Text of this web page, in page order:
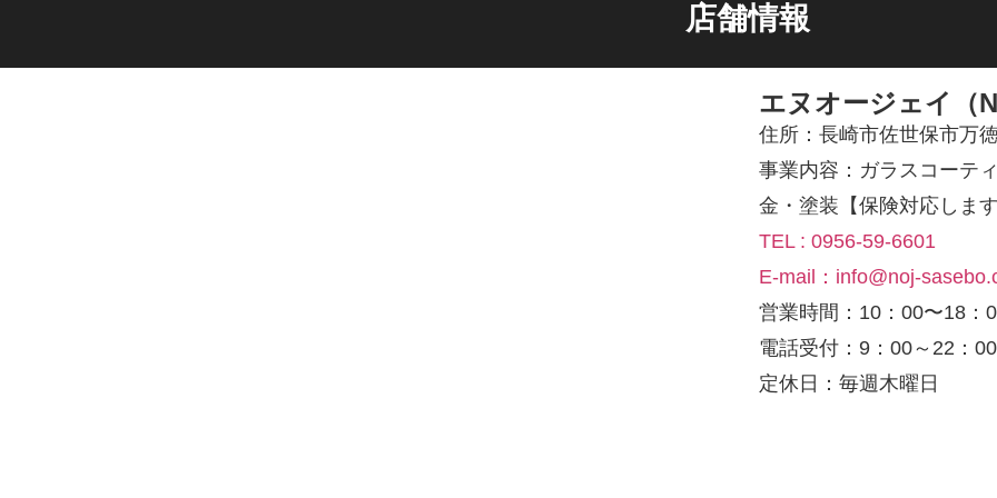
店舗情報
エヌオージェイ（
住所：長崎市佐世保市万
事業内容：ガラスコーテ
金・塗装【保険対応しま
TEL : 0956-59-6601
E-mail：info@noj-
営業時間：10：00〜18：
電話受付：9：00～22：
定休日：毎週木曜日